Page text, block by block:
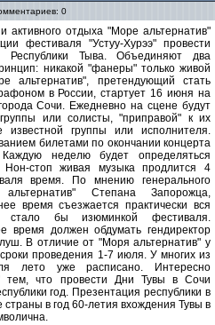
0
активного отдыха "Море альтернатив"
фестиваля "Устуу-Хурээ" провести
Тыва. Объединяют два
никакой "фанеры" только живой
альтернатив", претендующий стать
в России, стартует 16 июня на
Сочи. Ежедневно на сцене будут
или солисты, "приправой" к их
группы или исполнителя.
билетами по окончании концерта
неделю будет определяться
Нон-стоп живая музыка продлится 4
время. По мнению генерального
Степана Запорожца,
время съезжается практически вся
стало бы изюминкой фестиваля.
время должен обдумать гендиректор
В отличие от "Моря альтернатив" у
проведения 1-7 июля. У многих из
лето уже расписано. Интересно
тем, что провести Дни Тувы в Сочи
год. Презентация республики в
в год 60-летия вхождения Тувы в